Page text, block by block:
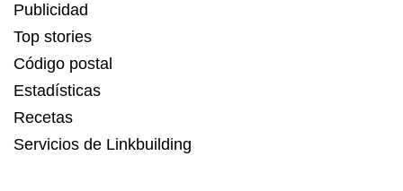
Publicidad
Top stories
Código postal
Estadísticas
Recetas
Servicios de Linkbuilding